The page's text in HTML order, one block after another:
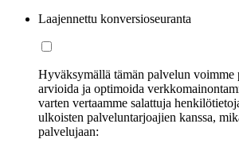
Laajennettu konversioseuranta
Hyväksymällä tämän palvelun voimme
arvioida ja optimoida
varten vertaamme salattuja
ulkoisten palveluntarjoajien kanssa,
palvelujaan: